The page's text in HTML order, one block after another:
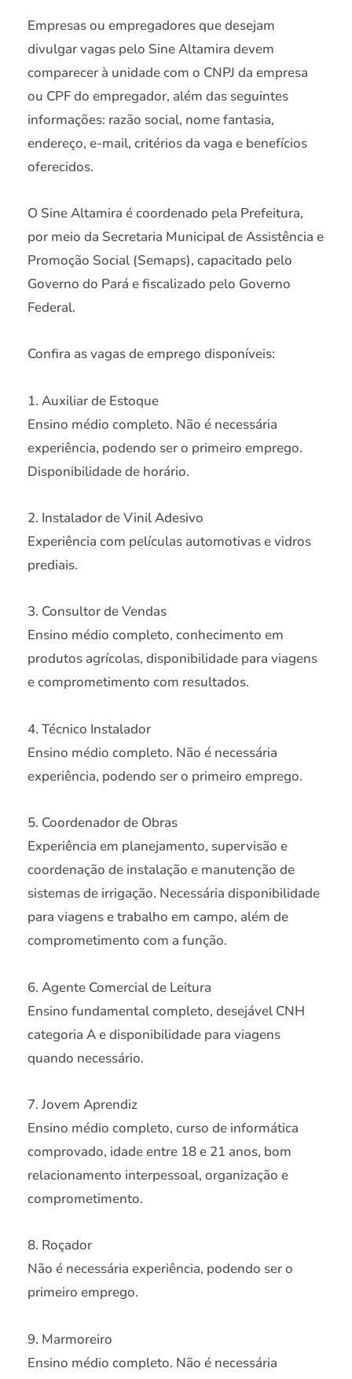
Empresas ou empregadores que desejam
divulgar vagas pelo Sine Altamira devem
comparecer à unidade com o CNPJ da empresa
ou CPF do empregador, além das seguintes
informações: razão social, nome fantasia,
endereço, e-mail, critérios da vaga e benefícios
oferecidos.
O Sine Altamira é coordenado pela Prefeitura,
por meio da Secretaria Municipal de Assistência e
Promoção Social (Semaps), capacitado pelo
Governo do Pará e fiscalizado pelo Governo
Federal.
Confira as vagas de emprego disponíveis:
1. Auxiliar de Estoque
Ensino médio completo. Não é necessária
experiência, podendo ser o primeiro emprego.
Disponibilidade de horário.
2. Instalador de Vinil Adesivo
Experiência com películas automotivas e vidros
prediais.
3. Consultor de Vendas
Ensino médio completo, conhecimento em
produtos agrícolas, disponibilidade para viagens
e comprometimento com resultados.
4. Técnico Instalador
Ensino médio completo. Não é necessária
experiência, podendo ser o primeiro emprego.
5. Coordenador de Obras
Experiência em planejamento, supervisão e
coordenação de instalação e manutenção de
sistemas de irrigação. Necessária disponibilidade
para viagens e trabalho em campo, além de
comprometimento com a função.
6. Agente Comercial de Leitura
Ensino fundamental completo, desejável CNH
categoria A e disponibilidade para viagens
quando necessário.
7. Jovem Aprendiz
Ensino médio completo, curso de informática
comprovado, idade entre 18 e 21 anos, bom
relacionamento interpessoal, organização e
comprometimento.
8. Roçador
Não é necessária experiência, podendo ser o
primeiro emprego.
9. Marmoreiro
Ensino médio completo. Não é necessária